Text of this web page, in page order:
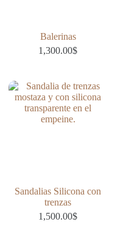
Balerinas
1,300.00$
Sandalias Silicona con
trenzas
1,500.00$